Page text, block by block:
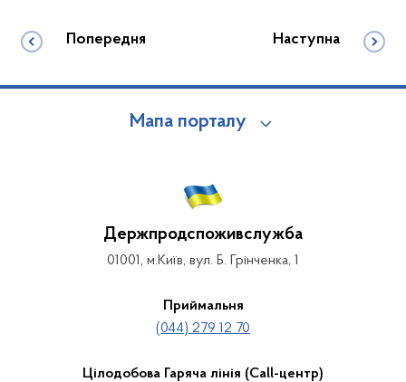
Попередня Наступна
Мапа порталу
Держпродспоживслужба
01001, м.Київ, вул. Б. Грінченка, 1
Приймальня
(044) 279 12 70
Цілодобова Гаряча лінія (Call-центр)